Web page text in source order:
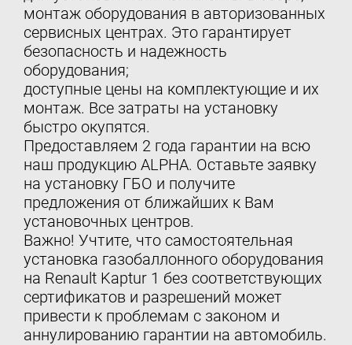
монтаж оборудования в авторизованных
сервисных центрах. Это гарантирует
безопасность и надежность
оборудования;
доступные цены на комплектующие и их
монтаж. Все затраты на установку
быстро окупятся.
Предоставляем 2 года гарантии на всю
наш продукцию ALPHA. Оставьте заявку
на установку ГБО и получите
предложения от ближайших к Вам
установочных центров.
Важно! Учтите, что самостоятельная
установка газобаллонного оборудования
на Renault Kaptur 1 без соответствующих
сертификатов и разрешений может
привести к проблемам с законом и
аннулированию гарантии на автомобиль.